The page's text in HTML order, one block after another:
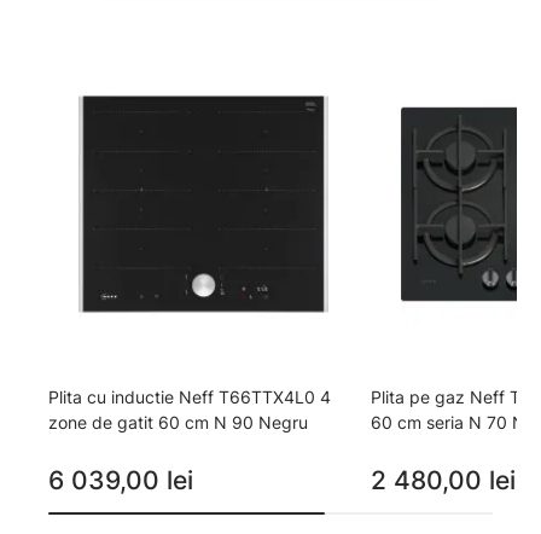
Plita cu inductie Neff T66TTX4L0 4
zone de gatit 60 cm N 90 Negru
6 039,00 lei
Plita pe gaz Neff
60 cm seria N 70
2 480,00 lei